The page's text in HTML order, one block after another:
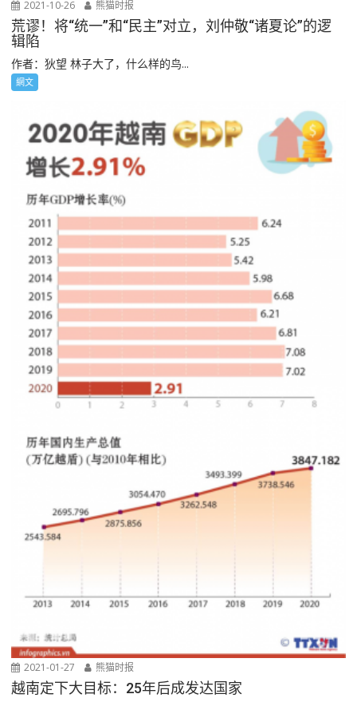
2021-10-26 熊猫时报
荒谬！将“统一”和“民主”对立，刘仲敬“诸夏论”的逻
辑陷
作者：狄望 林子大了，什么样的鸟...
網文
2021-01-27 熊猫时报
越南定下大目标：25年后成发达国家